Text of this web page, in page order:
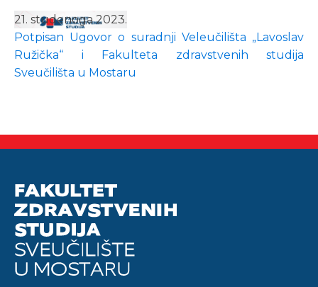
21. studenoga 2023.
Potpisan Ugovor o suradnji Veleučilišta „Lavoslav
Ružička“ i Fakulteta zdravstvenih studija
Sveučilišta u Mostaru